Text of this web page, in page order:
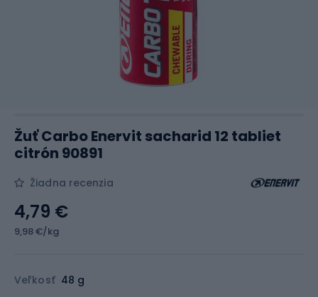
Žuť Carbo Enervit sacharid 12 tabliet
citrón 90891
Žiadna recenzia
Veľkosť 48 g
4,79 €
9,98 €/kg